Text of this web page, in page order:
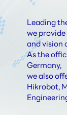
Leading
we
and vision
As the
Germany,
we also
Hikrobot,